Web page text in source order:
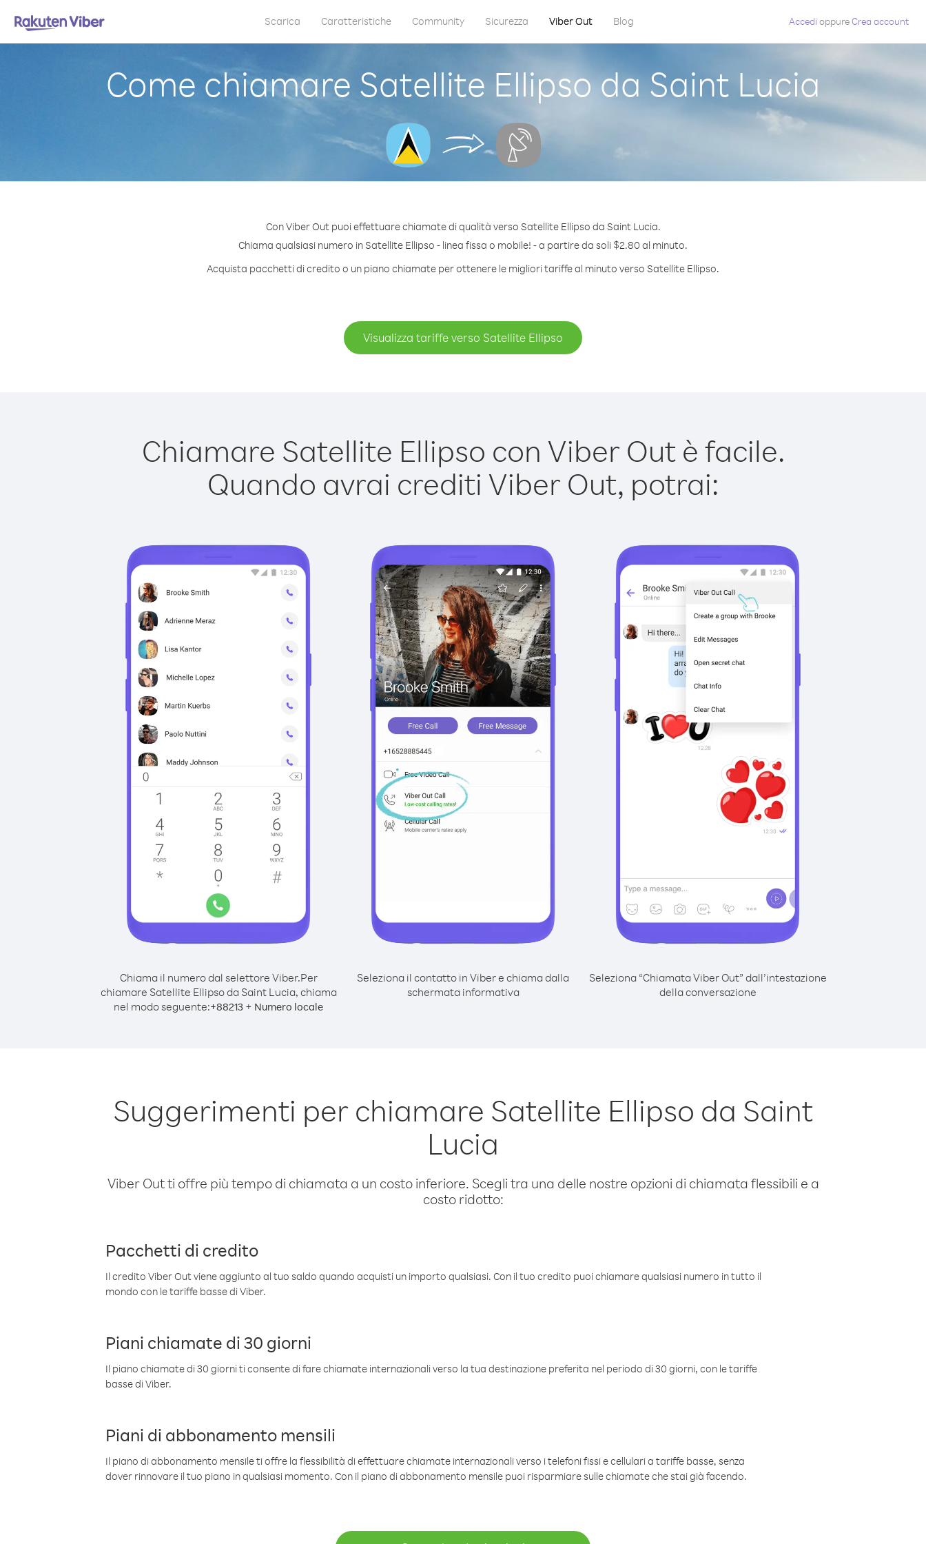
Scarica Caratteristiche Community Sicurezza Viber Out Blog Accedi oppureCrea account
Come chiamare Satellite Ellipso da Saint Lucia
Con Viber Out puoi effettuare chiamate di qualità verso Satellite Ellipso da Saint Lucia.
Chiama qualsiasi numero in Satellite Ellipso - linea fissa o mobile! - a partire da soli $2.80 al minuto.
Acquista pacchetti di credito o un piano chiamate per ottenere le migliori tariffe al minuto verso Satellite Ellipso.
Visualizza tariffe verso Satellite Ellipso
Chiamare Satellite Ellipso con Viber Out è facile.
Quando avrai crediti Viber Out, potrai:
Chiama il numero dal selettore Viber.Per
chiamare Satellite Ellipso da Saint Lucia, chiama
nel modo seguente:+88213 + Numero locale
Seleziona il contatto in Viber e chiama dalla
schermata informativa
Seleziona “Chiamata Viber Out” dall’intestazione
della conversazione
Suggerimenti per chiamare Satellite Ellipso da Saint
Lucia
Viber Out ti offre più tempo di chiamata a un costo inferiore. Scegli tra una delle nostre opzioni di chiamata flessibili e a
costo ridotto:
Pacchetti di credito
Il credito Viber Out viene aggiunto al tuo saldo quando acquisti un importo qualsiasi. Con il tuo credito puoi chiamare qualsiasi numero in tutto il
mondo con le tariffe basse di Viber.
Piani chiamate di 30 giorni
Il piano chiamate di 30 giorni ti consente di fare chiamate internazionali verso la tua destinazione preferita nel periodo di 30 giorni, con le tariffe
basse di Viber.
Piani di abbonamento mensili
Il piano di abbonamento mensile ti offre la flessibilità di effettuare chiamate internazionali verso i telefoni fissi e cellulari a tariffe basse, senza
dover rinnovare il tuo piano in qualsiasi momento. Con il piano di abbonamento mensile puoi risparmiare sulle chiamate che stai già facendo.